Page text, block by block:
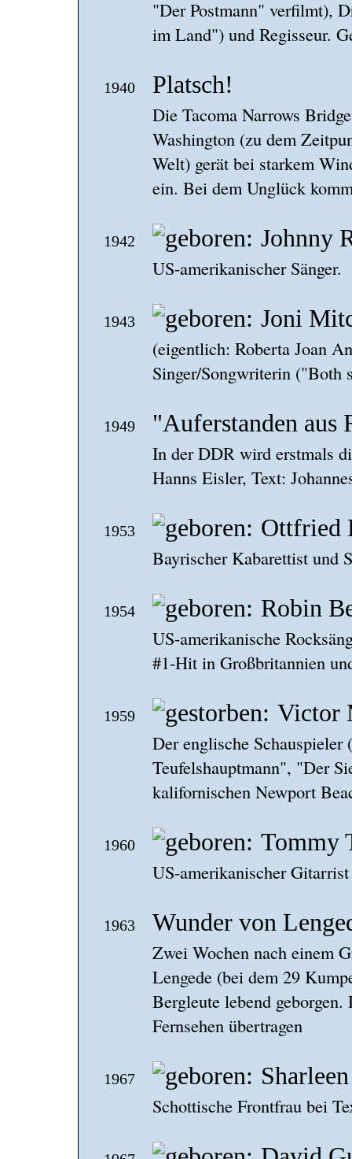
"Der Postmann" verfilmt),
im Land") und Regisseur.
1940 Platsch!
Die Tacoma Narrows
Washington (zu dem
Welt) gerät bei starkem
ein. Bei dem Unglück
1942 Johnny
US-amerikanischer Sänger.
1943 Joni
(eigentlich: Roberta Joan
Singer/Songwriterin ("Both
1949 "Auferstanden aus
In der DDR wird erstmals
Hanns Eisler, Text:
1953 Ottfried
Bayrischer Kabarettist und
1954 Robin
US-amerikanische
#1-Hit in Großbritannien
1959 Victor
Der englische
Teufelshauptmann", "Der
kalifornischen Newport
1960 Tommy
US-amerikanischer
1963 Wunder von
Zwei Wochen nach einem
Lengede (bei dem 29
Bergleute lebend
Fernsehen übertragen
1967
Schottische Frontfrau bei